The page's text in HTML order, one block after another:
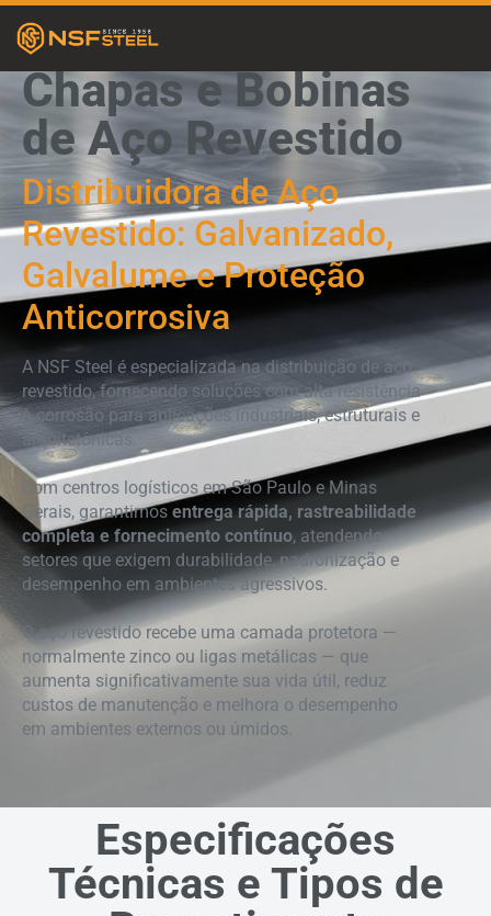
Chapas e Bobinas
de Aço Revestido
Distribuidora de Aço
Revestido: Galvanizado,
Galvalume e Proteção
Anticorrosiva
A NSF Steel é especializada na distribuição de aço
revestido, fornecendo soluções com alta resistência
à corrosão para aplicações industriais, estruturais e
arquitetônicas.
Com centros logísticos em São Paulo e Minas
Gerais, garantimos entrega rápida, rastreabilidade
completa e fornecimento contínuo, atendendo
setores que exigem durabilidade, padronização e
desempenho em ambientes agressivos.
O aço revestido recebe uma camada protetora —
normalmente zinco ou ligas metálicas — que
aumenta significativamente sua vida útil, reduz
custos de manutenção e melhora o desempenho
em ambientes externos ou úmidos.
Especificações
Técnicas e Tipos de